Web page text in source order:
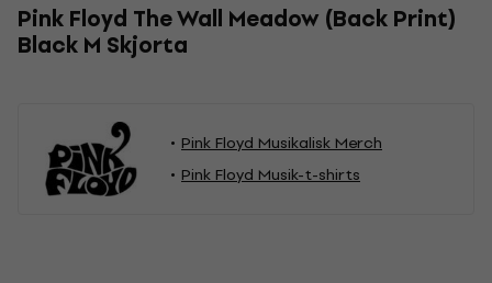
Pink Floyd The Wall Meadow (Back Print)
Black M Skjorta
Pink Floyd Musikalisk Merch
Pink Floyd Musik-t-shirts